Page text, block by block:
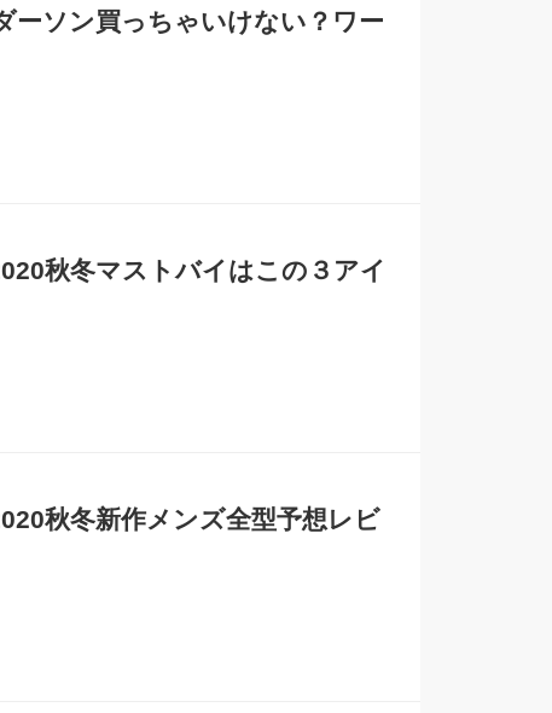
ーソン買っちゃいけない？ワー
秋冬マストバイはこの３アイ
秋冬新作メンズ全型予想レビ